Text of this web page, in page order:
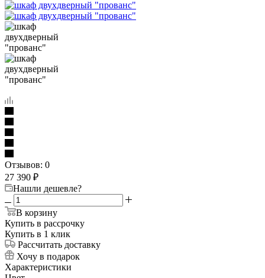
Отзывов: 0
27 390 ₽
Нашли дешевле?
В корзину
Купить в рассрочку
Купить в 1 клик
Рассчитать доставку
Хочу в подарок
Характеристики